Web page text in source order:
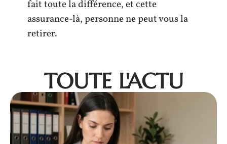
fait toute la différence, et cette
assurance-là, personne ne peut vous la
retirer.
TOUTE L'ACTU